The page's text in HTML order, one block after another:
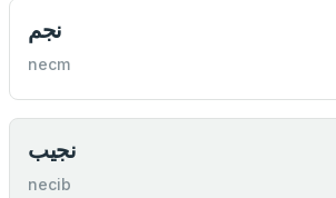
نجم
necm
نجيب
necib